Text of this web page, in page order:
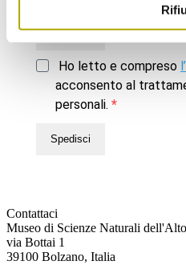
Spedisci
Ho letto e compreso
acconsento al
personali.
Spedisci
Contattaci
Museo di Scienze Naturali
via Bottai 1
39100 Bolzano, Italia